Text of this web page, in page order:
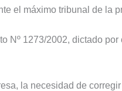
el máximo tribunal de la
Nº 1273/2002, dictado
la necesidad de